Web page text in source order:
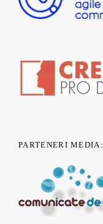
PARTENERI MEDIA: